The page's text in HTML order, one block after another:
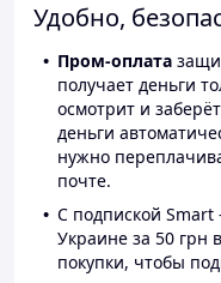
Удобно,
Пром-оплата
получает деньги
осмотрит и
деньги
нужно
почте.
С подпиской Smart
Украине за 50 грн
покупки, чтобы